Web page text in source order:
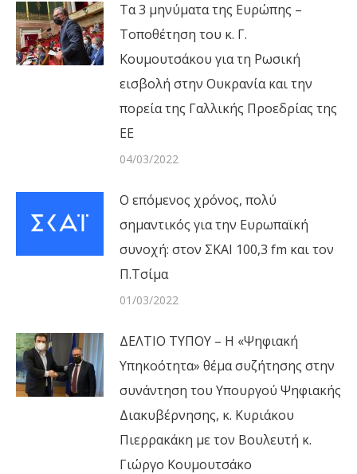
Τα 3 μηνύματα της Ευρώπης –
Τοποθέτηση του κ. Γ.
Κουμουτσάκου για τη Ρωσική
εισβολή στην Ουκρανία και την
πορεία της Γαλλικής Προεδρίας της
ΕΕ
04/03/2022
Ο επόμενος χρόνος, πολύ
σημαντικός για την Ευρωπαϊκή
συνοχή: στον ΣΚΑΙ 100,3 fm και τον
Π.Τσίμα
01/03/2022
ΔΕΛΤΙΟ ΤΥΠΟΥ – Η «Ψηφιακή
Υπηκοότητα» θέμα συζήτησης στην
συνάντηση του Υπουργού Ψηφιακής
Διακυβέρνησης, κ. Κυριάκου
Πιερρακάκη με τον Βουλευτή κ.
Γιώργο Κουμουτσάκο